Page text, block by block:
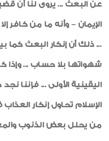
عن البعث ... يروى لنا أن
الإيمان – وأنه ما من كافر
... ذلك أن إنكار البعث كما
شهواتها بلا حساب ...
اليقينية الأولى ... فإننا
الإسلام تحاول إنكار
من يحلل بعض الذنوب